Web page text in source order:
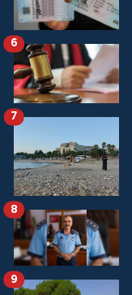
6
7
8
9